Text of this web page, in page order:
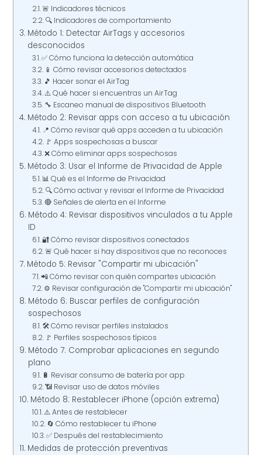
🚨 Indicadores técnicos
🔍 Indicadores de comportamiento
Método 1: Detectar AirTags y accesorios
desconocidos
✅ Cómo funciona la detección automática
📱 Cómo revisar accesorios detectados
🎵 Hacer sonar el AirTag
⚠️ Qué hacer si encuentras un AirTag
🔧 Escaneo manual de dispositivos Bluetooth
Método 2: Revisar apps con acceso a tu ubicación
📍 Cómo revisar qué apps acceden a tu ubicación
🚩 Apps sospechosas a buscar
❌ Cómo eliminar apps sospechosas
Método 3: Usar el Informe de Privacidad de Apple
📊 Qué es el Informe de Privacidad
🔍 Cómo activar y revisar el Informe de Privacidad
🔴 Señales de alerta en el Informe
Método 4: Revisar dispositivos vinculados a tu Apple
ID
🔐 Cómo revisar dispositivos conectados
🚨 Qué hacer si hay dispositivos que no reconoces
Método 5: Revisar "Compartir mi ubicación"
📲 Cómo revisar con quién compartes ubicación
⚙️ Revisar configuración de "Compartir mi ubicación"
Método 6: Buscar perfiles de configuración
sospechosos
🛠️ Cómo revisar perfiles instalados
🚩 Perfiles sospechosos típicos
Método 7: Comprobar aplicaciones en segundo
plano
🔋 Revisar consumo de batería por app
📶 Revisar uso de datos móviles
Método 8: Restablecer iPhone (opción extrema)
⚠️ Antes de restablecer
🔄 Cómo restablecer tu iPhone
✅ Después del restablecimiento
Medidas de protección preventivas